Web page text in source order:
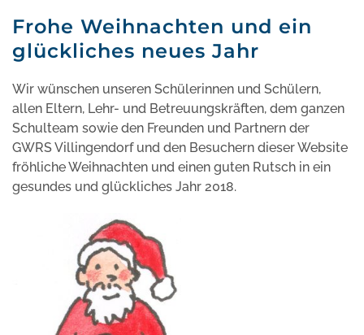
Frohe Weihnachten und ein
glückliches neues Jahr
Wir wünschen unseren Schülerinnen und Schülern,
allen Eltern, Lehr- und Betreuungskräften, dem ganzen
Schulteam sowie den Freunden und Partnern der
GWRS Villingendorf und den Besuchern dieser Website
fröhliche Weihnachten und einen guten Rutsch in ein
gesundes und glückliches Jahr 2018.